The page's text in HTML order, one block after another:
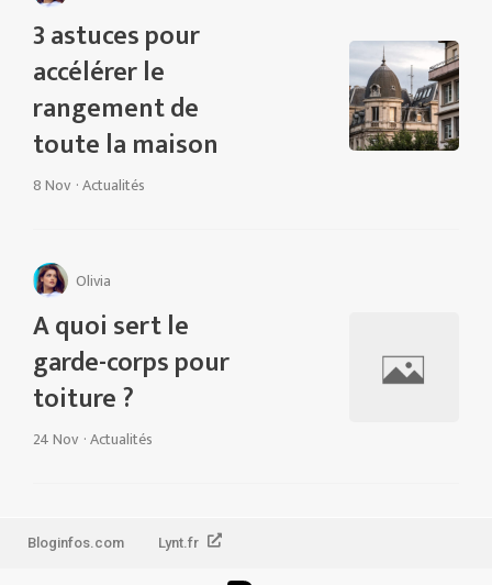
3 astuces pour
accélérer le
rangement de
toute la maison
8 Nov ·Actualités
Olivia
A quoi sert le
garde-corps pour
toiture ?
24 Nov ·Actualités
Bloginfos.com Lynt.fr